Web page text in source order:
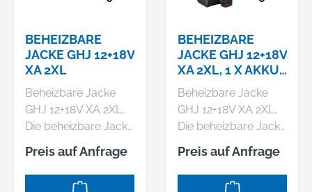
BEHEIZBARE
JACKE GHJ 12+18V
XA 2XL
Beheizbare Jacke
GHJ 12+18V XA 2XL,
Die beheizbare Jacke
GHJ 12+18V XA ist
das perfekte
Kleidungsstück von
Preis auf Anfrage
BEHEIZBARE
JACKE GHJ 12+18V
XA 2XL, 1 X AKKU
GBA 12V 2.0AH,
LADEGERÄT
Beheizbare Jacke
GHJ 12+18V XA 2XL,
Die beheizbare Jacke
GHJ 12+18V XA ist
das perfekte
Kleidungsstück von
Preis auf Anfrage